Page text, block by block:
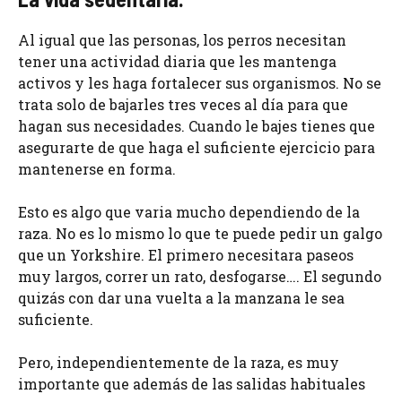
Al igual que las personas, los perros necesitan
tener una actividad diaria que les mantenga
activos y les haga fortalecer sus organismos. No se
trata solo de bajarles tres veces al día para que
hagan sus necesidades. Cuando le bajes tienes que
asegurarte de que haga el suficiente ejercicio para
mantenerse en forma.
Esto es algo que varia mucho dependiendo de la
raza. No es lo mismo lo que te puede pedir un galgo
que un Yorkshire. El primero necesitara paseos
muy largos, correr un rato, desfogarse…. El segundo
quizás con dar una vuelta a la manzana le sea
suficiente.
Pero, independientemente de la raza, es muy
importante que además de las salidas habituales